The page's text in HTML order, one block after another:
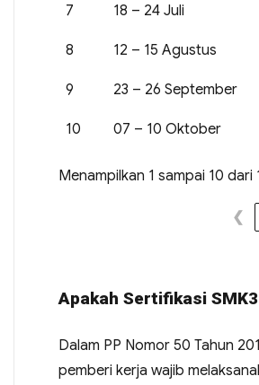
7 18 – 24 Juli
8 12 – 15 Agustus
9 23 – 26 September
10 07 – 10 Oktober
Menampilkan 1 sampai 10 dari
❮
Apakah Sertifikasi
Dalam PP Nomor 50 Tahun
pemberi kerja wajib